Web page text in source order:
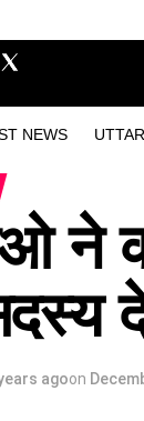
NEWS
ने
agoon